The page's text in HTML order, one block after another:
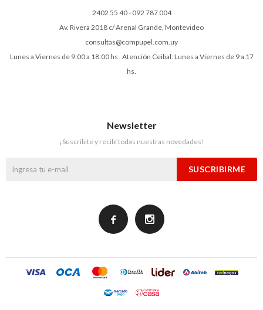
2402 55 40 - 092 787 004
Av. Rivera 2018 c/ Arenal Grande, Montevideo
consultas@compupel.com.uy
Lunes a Viernes de 9:00 a 18:00 hs . Atención Ceibal: Lunes a Viernes de 9 a 17
hs.
Newsletter
¡Suscribite y recibí todas nuestras novedades!
SUSCRIBIRME
 